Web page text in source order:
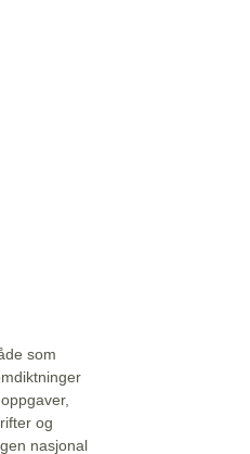
som
og
nasjonal